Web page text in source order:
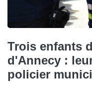
Trois enfants
d'Annecy :
policier